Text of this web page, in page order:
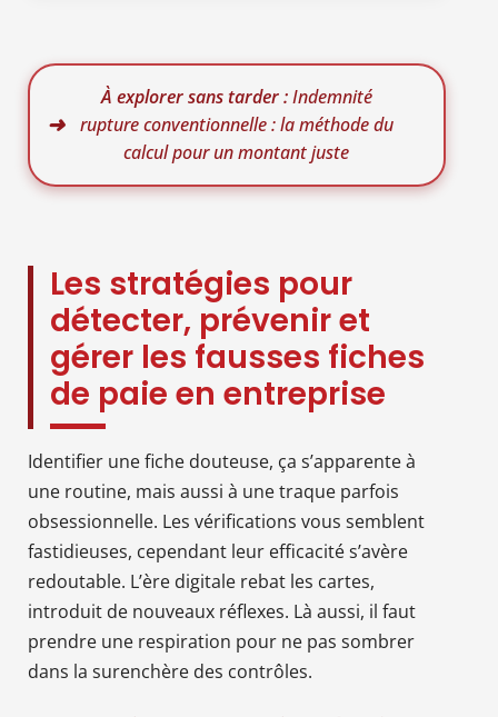
À explorer sans tarder :Indemnité
rupture conventionnelle : la méthode du
calcul pour un montant juste
Les stratégies pour
détecter, prévenir et
gérer les fausses fiches
de paie en entreprise
Identifier une fiche douteuse, ça s’apparente à
une routine, mais aussi à une traque parfois
obsessionnelle. Les vérifications vous semblent
fastidieuses, cependant leur efficacité s’avère
redoutable. L’ère digitale rebat les cartes,
introduit de nouveaux réflexes. Là aussi, il faut
prendre une respiration pour ne pas sombrer
dans la surenchère des contrôles.